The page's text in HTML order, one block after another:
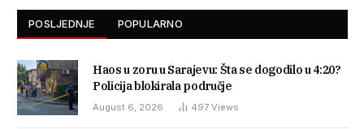
POSLJEDNJE POPULARNO
Haos u zoru u Sarajevu: Šta se dogodilo u 4:20?
Policija blokirala područje
August 6, 2026 497 Views